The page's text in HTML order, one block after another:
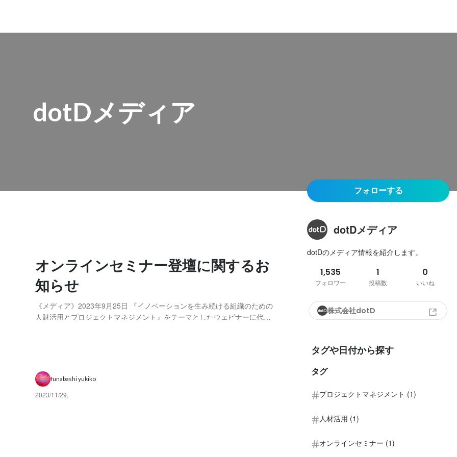
dotDメディア
オンラインセミナー登壇に関するお
知らせ
《メディア》2023年9月25日 『イノベーションを生み続ける組織のための
人財活用とプロジェクトマネジメント』をテーマとしたウェビナーに代表
funabashi yukiko
2023/11/29,
フォローする
dotDメディア
dotDのメディア情報を紹介します。
1,535
フォロワー
1
投稿数
0
いいね
株式会社dotD
タグや日付から探す
タグ
プロジェクトマネジメント (1)
人材活用 (1)
オンラインセミナー (1)